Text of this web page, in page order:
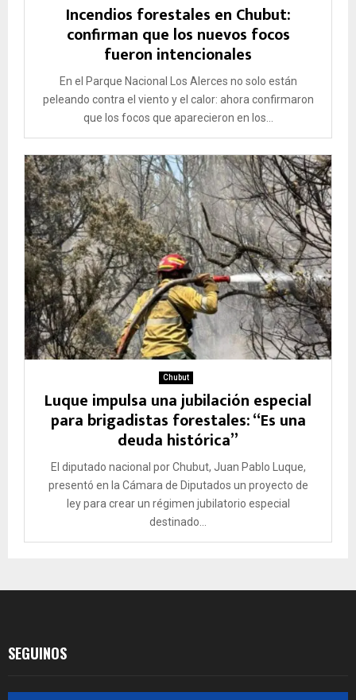
Incendios forestales en Chubut:
confirman que los nuevos focos
fueron intencionales
En el Parque Nacional Los Alerces no solo están
peleando contra el viento y el calor: ahora confirmaron
que los focos que aparecieron en los...
Chubut
Luque impulsa una jubilación especial
para brigadistas forestales: “Es una
deuda histórica”
El diputado nacional por Chubut, Juan Pablo Luque,
presentó en la Cámara de Diputados un proyecto de
ley para crear un régimen jubilatorio especial
destinado...
SEGUINOS